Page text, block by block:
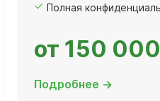
Полная
от 150
Подробнее →